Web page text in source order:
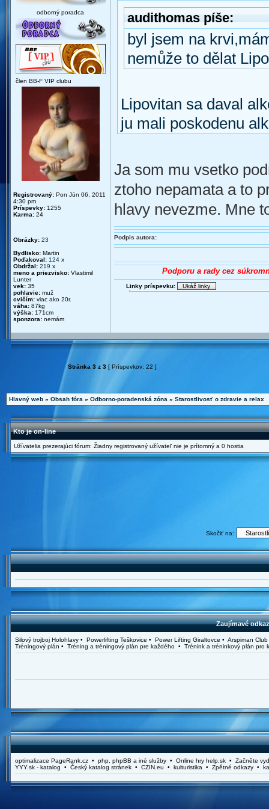
odborný poradca
člen BB-F VIP clubu
Registrovaný: Pon Jún 06, 2011
4:30 pm
Príspevky: 1255
Karma: 24
Obrázky: 23
Bydlisko: Martin
Poďakoval: 124 x
Obdržal: 219 x
meno a priezvisko: Vlastimil
Lunter
vek: 35
pohlavie: muž
cvičím: viac ako 20r.
váha: 87kg
výška: 171cm
sponzora: nemám
audithomas píše:
byl jsem na
nemůže to dělat
Lipovitan sa daval
ju mali poskodenu
Ja som mu vsetko
ztoho nepamata a to
hlavy nevezme. Mne
Podpis autora:
Podporu a rady cez
Linky príspevku:
Stránka 3 z 3 [ Príspevkov: 22 ]
Hlavný web » Obsah fóra » Odborno-poradenská zóna » Starostlivosť o zdravie a relax
Kto je on-line
Užívatelia prezerajúci fórum: Žiadny registrovaný užívateľ nie je prítomný a 0 hostia
Skočiť na:
Zaujímavé
Silový trojboj Holohlavy • Powerlifting Teškovice • Power Lifting Giraltovce • Arspiman
Tréningový plán • Tréning a tréningový plán pre každého • Trénink a tréninkový plán pro
optimalizace PageRank.cz • php, phpBB a iné služby • Online hry help.sk • Začněte
YYY.sk - katalog • Český katalog stránek • CZIN.eu • kulturistika • Zpětné odkazy •